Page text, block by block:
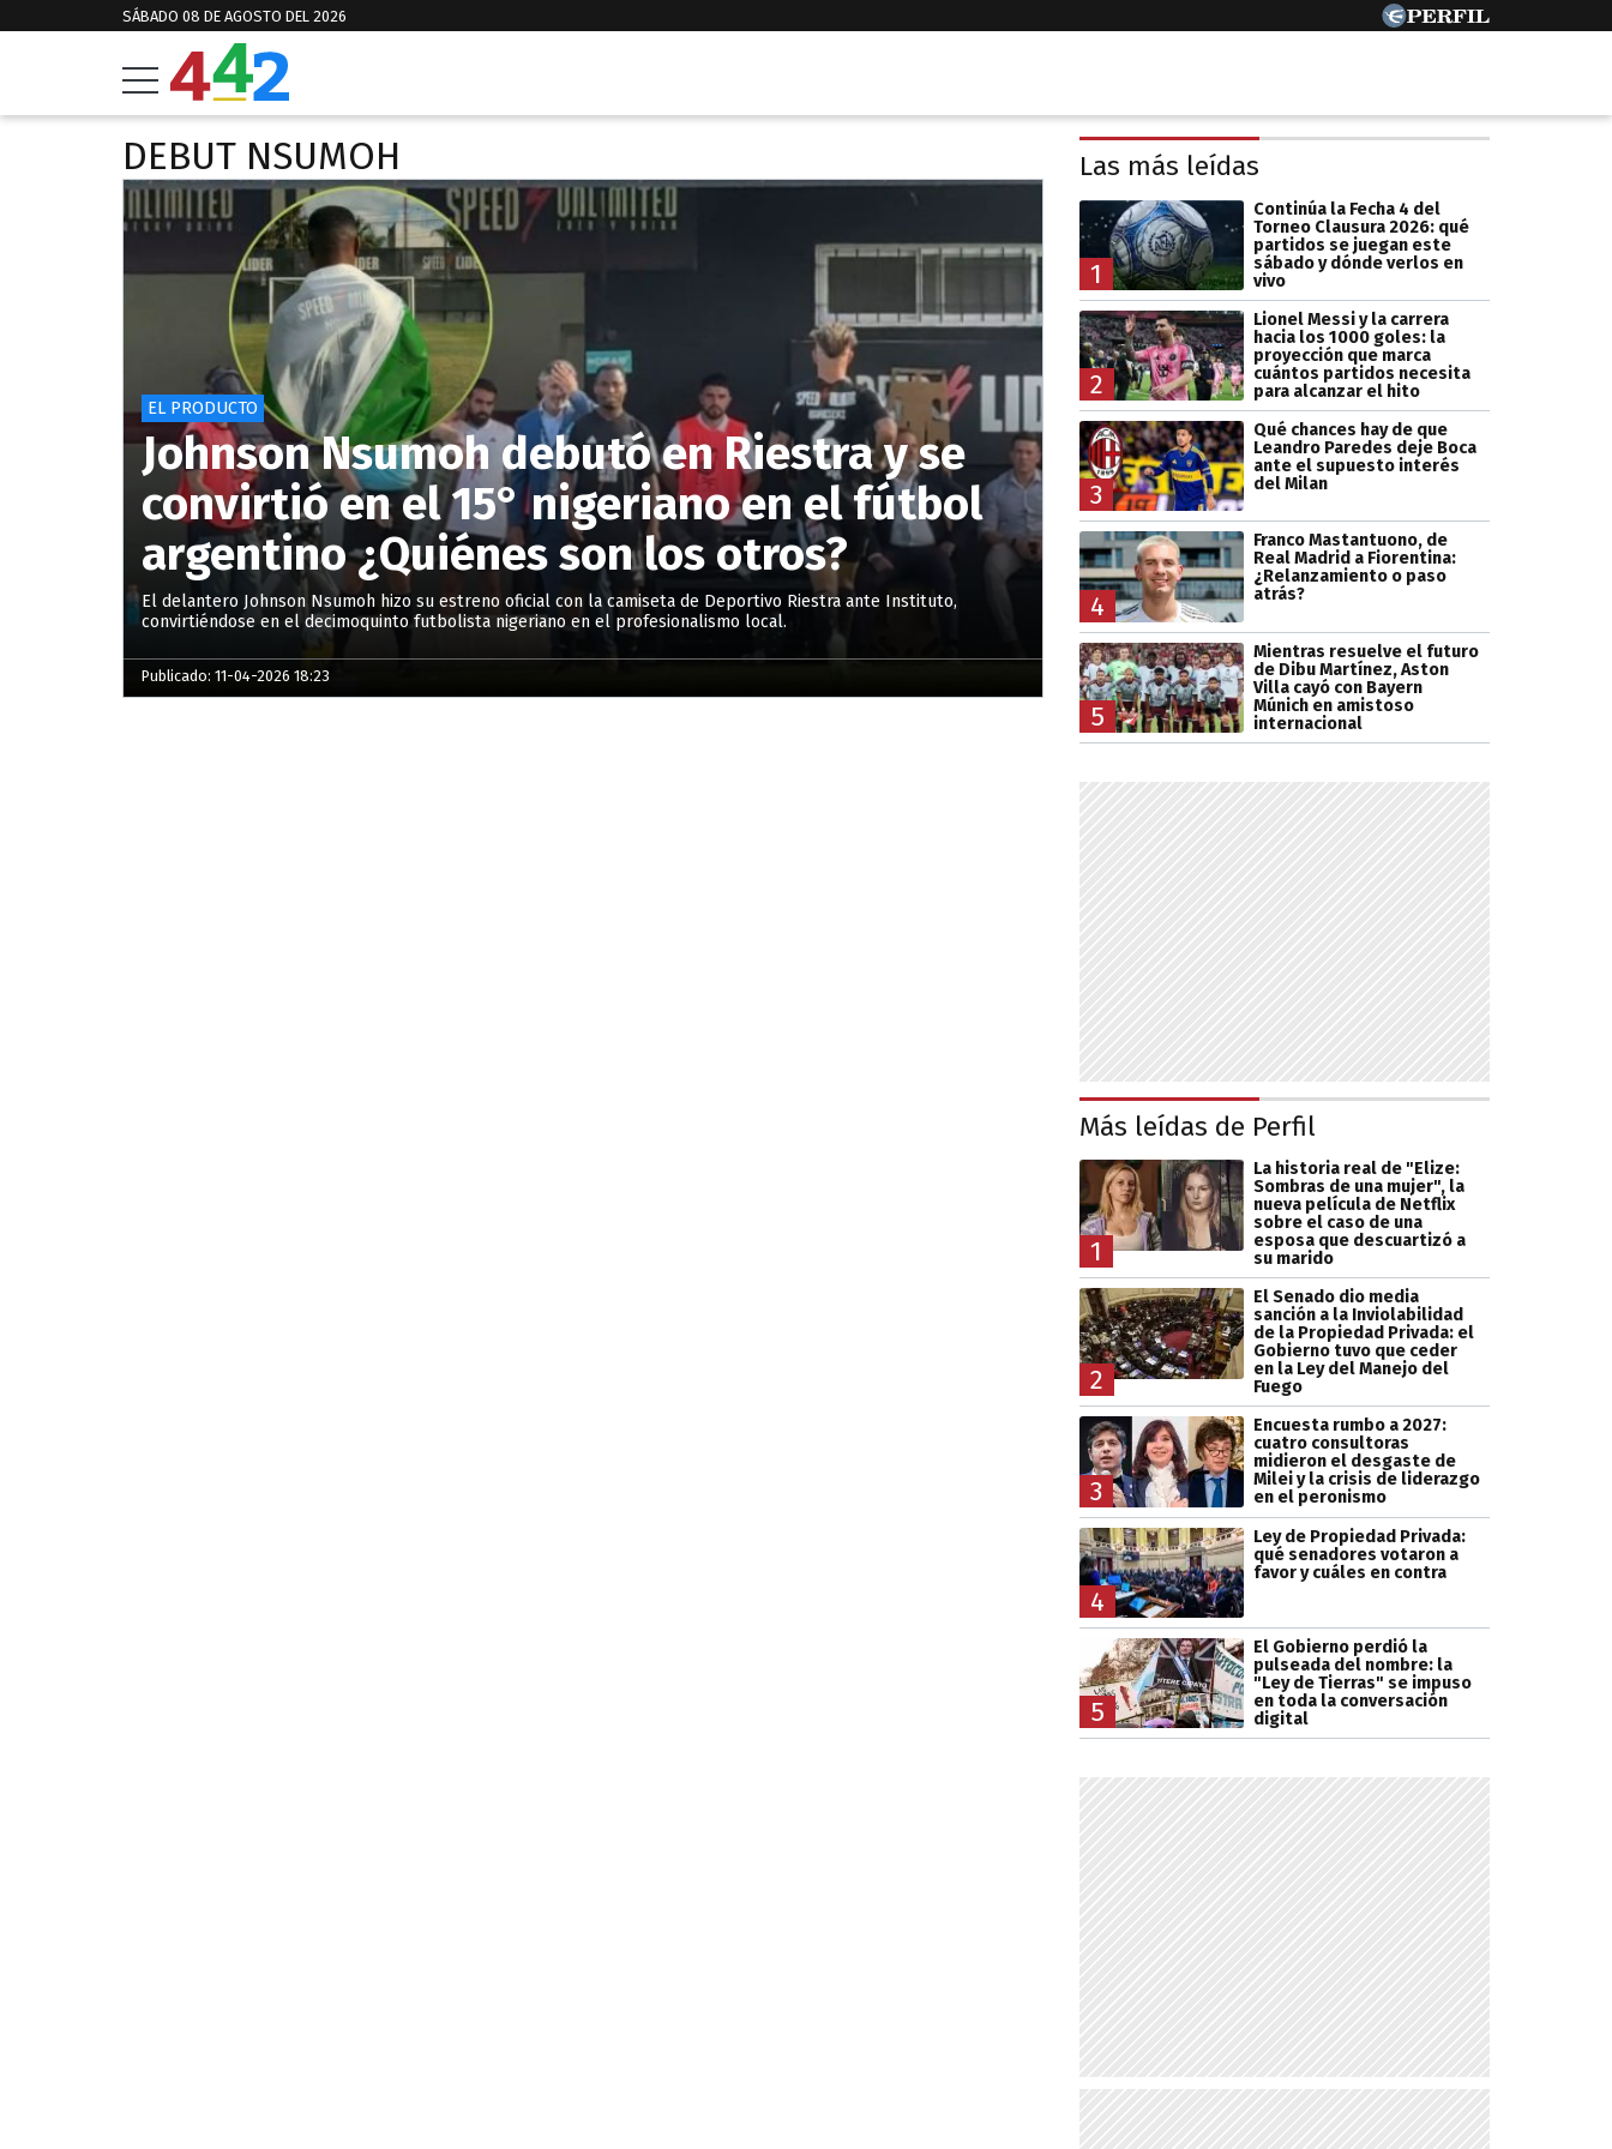
SÁBADO 08 DE AGOSTO DEL 2026
DEBUT NSUMOH
EL PRODUCTO
Johnson Nsumoh debutó en Riestra y se
convirtió en el 15° nigeriano en el fútbol
argentino ¿Quiénes son los otros?
El delantero Johnson Nsumoh hizo su estreno oficial con la camiseta de Deportivo Riestra ante Instituto,
convirtiéndose en el decimoquinto futbolista nigeriano en el profesionalismo local.
Publicado: 11-04-2026 18:23
Las más leídas
1
Continúa la Fecha 4 del
Torneo Clausura 2026: qué
partidos se juegan este
sábado y dónde verlos en
vivo
2
Lionel Messi y la carrera
hacia los 1000 goles: la
proyección que marca
cuántos partidos necesita
para alcanzar el hito
3
Qué chances hay de que
Leandro Paredes deje Boca
ante el supuesto interés
del Milan
4
Franco Mastantuono, de
Real Madrid a Fiorentina:
¿Relanzamiento o paso
atrás?
5
Mientras resuelve el futuro
de Dibu Martínez, Aston
Villa cayó con Bayern
Múnich en amistoso
internacional
Más leídas de Perfil
1
La historia real de "Elize:
Sombras de una mujer", la
nueva película de Netflix
sobre el caso de una
esposa que descuartizó a
su marido
2
El Senado dio media
sanción a la Inviolabilidad
de la Propiedad Privada: el
Gobierno tuvo que ceder
en la Ley del Manejo del
Fuego
3
Encuesta rumbo a 2027:
cuatro consultoras
midieron el desgaste de
Milei y la crisis de liderazgo
en el peronismo
4
Ley de Propiedad Privada:
qué senadores votaron a
favor y cuáles en contra
5
El Gobierno perdió la
pulseada del nombre: la
"Ley de Tierras" se impuso
en toda la conversación
digital